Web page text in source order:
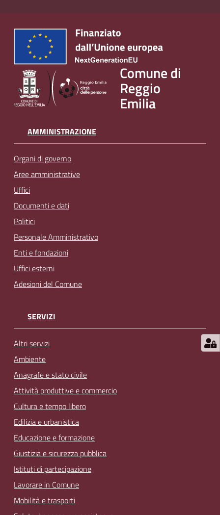
e
Seguici
su
Comune di
Reggio
Emilia
AMMINISTRAZIONE
Organi di governo
Aree amministrative
Uffici
Documenti e dati
Politici
Personale Amministrativo
Enti e fondazioni
Uffici esterni
Adesioni del Comune
SERVIZI
Altri servizi
Ambiente
Anagrafe e stato civile
Attività produttive e commercio
Cultura e tempo libero
Edilizia e urbanistica
Educazione e formazione
Giustizia e sicurezza pubblica
Istituti di partecipazione
Lavorare in Comune
Mobilità e trasporti